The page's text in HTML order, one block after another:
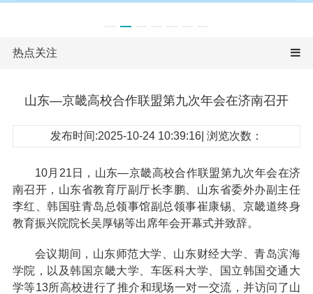
热点关注
山东—京畿高校合作联盟第九次年会在济南召开
发布时间:2025-10-24 10:39:16| 浏览次数：
10月21日，山东—京畿高校合作联盟第九次年会在济
南召开，山东省教育厅副厅长李鹏、山东省委外办副主任
李红、韩国驻青岛总领事馆副总领事崔康锡、京畿道终身
教育振兴院院长吴厚锡等出席年会开幕式并致辞。
会议期间，山东师范大学、山东财经大学、青岛滨海
学院，以及韩国京畿大学、车医科大学、国立韩国交通大
学等13所高校进行了推介和现场一对一交流，并访问了山